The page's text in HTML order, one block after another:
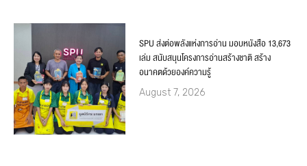
SPU ส่งต่อพลังแห่งการอ่าน มอบหนังสือ 13,673
เล่ม สนับสนุนโครงการอ่านสร้างชาติ สร้าง
อนาคตด้วยองค์ความรู้
August 7, 2026